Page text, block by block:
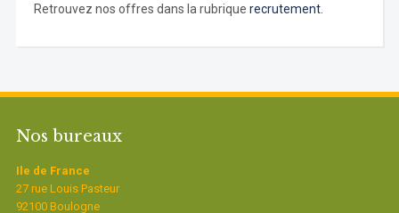
Retrouvez nos offres dans la rubrique recrutement.
Nos bureaux
Ile de France
27 rue Louis Pasteur
92100 Boulogne